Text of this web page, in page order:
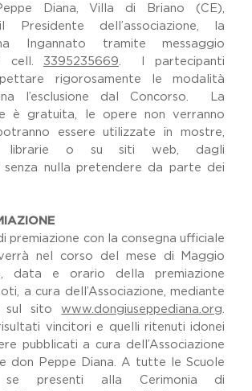
Diana, Villa di Briano (CE),
Presidente dell’associazione, la
Ingannato tramite messaggio
cell. 3395235669. I partecipanti
rigorosamente le modalità
l’esclusione dal Concorso. La
è gratuita, le opere non verranno
essere utilizzate in mostre,
librarie o su siti web, dagli
senza nulla pretendere da parte dei
premiazione con la consegna ufficiale
nel corso del mese di Maggio
data e orario della premiazione
a cura dell’Associazione, mediante
sul sitowww.dongiuseppediana.org.
vincitori e quelli ritenuti idonei
pubblicati a cura dell’Associazione
don Peppe Diana. A tutte le Scuole
se presenti alla Cerimonia di